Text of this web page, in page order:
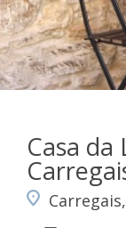
Casa da